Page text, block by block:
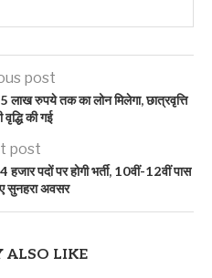
post
लाख रुपये तक का लोन मिलेगा, छात्रवृत्ति
वृद्धि की गई
post
पदों पर होगी भर्ती, 10वीं-12वीं पास
सुनहरा अवसर
ALSO LIKE